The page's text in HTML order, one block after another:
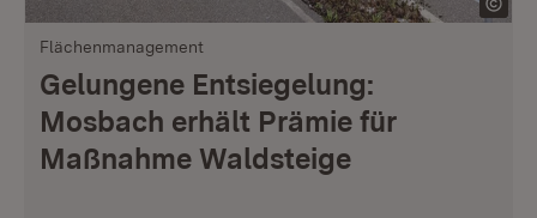
Flächenmanagement
Gelungene Entsiegelung:
Mosbach erhält Prämie für
Maßnahme Waldsteige